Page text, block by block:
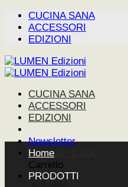
Salta
contenuti
CUCINA SANA
ACCESSORI
EDIZIONI
CUCINA SANA
ACCESSORI
EDIZIONI
Newsletter
Carrello /
Carrello
Home
PRODOTTI